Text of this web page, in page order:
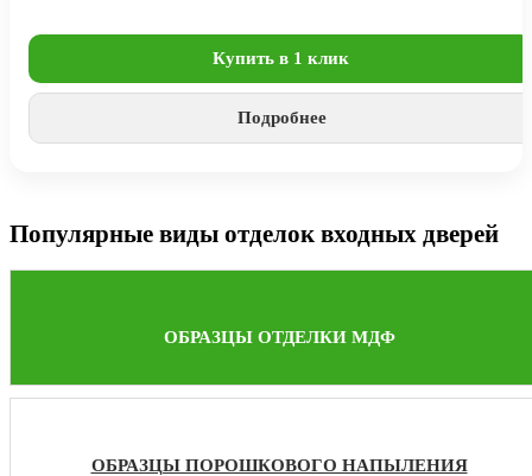
Купить в 1 клик
Подробнее
Популярные виды отделок входных дверей
ОБРАЗЦЫ ОТДЕЛКИ МДФ
ОБРАЗЦЫ ПОРОШКОВОГО НАПЫЛЕНИЯ